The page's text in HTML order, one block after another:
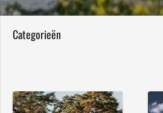
Categorieën